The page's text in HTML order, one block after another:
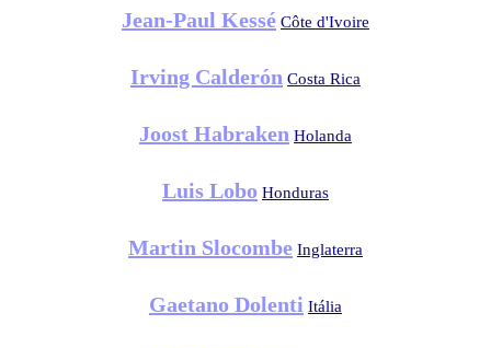
Jean-Paul Kessé Côte d'Ivoire
Irving Calderón Costa Rica
Joost Habraken Holanda
Luis Lobo Honduras
Martin Slocombe Inglaterra
Gaetano Dolenti Itália